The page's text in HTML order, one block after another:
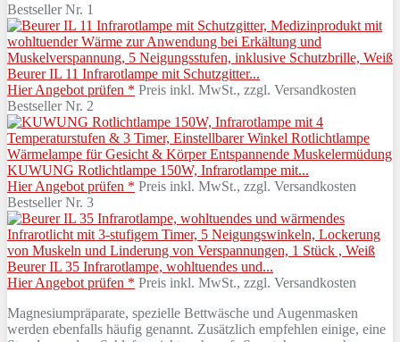
Bestseller Nr. 1
Beurer IL 11 Infrarotlampe mit Schutzgitter...
Hier Angebot prüfen * Preis inkl. MwSt., zzgl. Versandkosten
Bestseller Nr. 2
KUWUNG Rotlichtlampe 150W, Infrarotlampe mit...
Hier Angebot prüfen * Preis inkl. MwSt., zzgl. Versandkosten
Bestseller Nr. 3
Beurer IL 35 Infrarotlampe, wohltuendes und...
Hier Angebot prüfen * Preis inkl. MwSt., zzgl. Versandkosten
Magnesiumpräparate, spezielle Bettwäsche und Augenmasken
werden ebenfalls häufig genannt. Zusätzlich empfehlen einige, eine